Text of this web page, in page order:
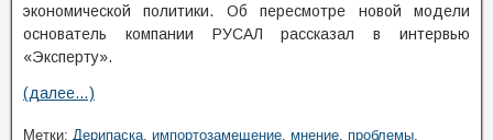
экономической политики. Об пересмотре новой модели
основатель компании РУСАЛ рассказал в интервью
«Эксперту».
(далее…)
Метки: Дерипаска, импортозамещение, мнение, проблемы,